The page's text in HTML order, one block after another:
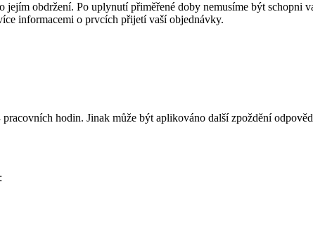
obdržení. Po uplynutí přiměřené doby nemusíme být schopni
informacemi o prvcích přijetí vaší objednávky.
hodin. Jinak může být aplikováno další zpoždění